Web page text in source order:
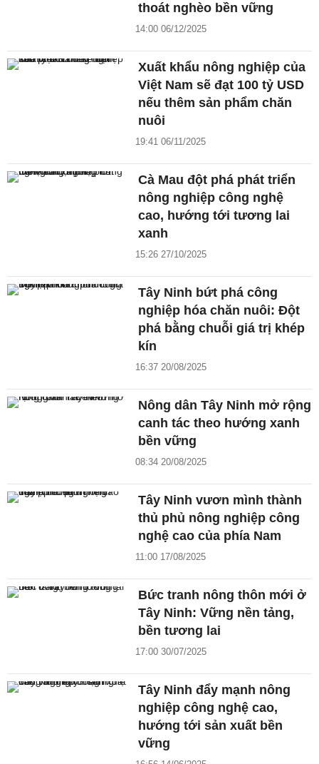
thoát nghèo bền vững
14:00 06/12/2025
Xuất khẩu nông nghiệp của
Việt Nam sẽ đạt 100 tỷ USD
nếu thêm sản phẩm chăn
nuôi
19:41 06/11/2025
Cà Mau đột phá phát triển
nông nghiệp công nghệ
cao, hướng tới tương lai
xanh
15:26 27/10/2025
Tây Ninh bứt phá công
nghiệp hóa chăn nuôi: Đột
phá bằng chuỗi giá trị khép
kín
16:37 20/08/2025
Nông dân Tây Ninh mở rộng
canh tác theo hướng xanh
bền vững
08:34 20/08/2025
Tây Ninh vươn mình thành
thủ phủ nông nghiệp công
nghệ cao của phía Nam
11:00 17/08/2025
Bức tranh nông thôn mới ở
Tây Ninh: Vững nền tảng,
bền tương lai
17:00 30/07/2025
Tây Ninh đẩy mạnh nông
nghiệp công nghệ cao,
hướng tới sản xuất bền
vững